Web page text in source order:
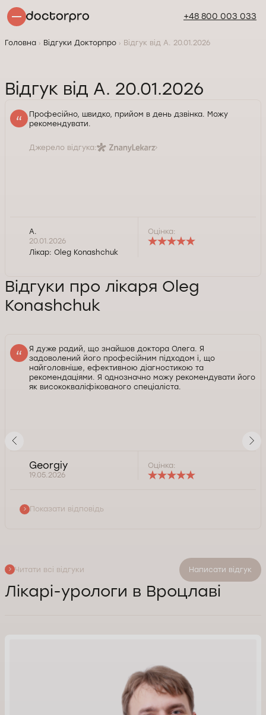
+48 800 003 033
Головна Відгуки Докторпро Відгук від А. 20.01.2026
Відгук від А. 20.01.2026
Професійно, швидко, прийом в день дзвінка. Можу
рекомендувати.
Джерело відгука:
А.
20.01.2026
Лікар: Oleg Konashchuk
Оцінка:
Відгуки про лікаря Oleg
Konashchuk
Я дуже радий, що знайшов доктора Олега. Я
задоволений його професійним підходом і, що
найголовніше, ефективною діагностикою та
рекомендаціями. Я однозначно можу рекомендувати його
як висококваліфікованого спеціаліста.
Georgiy
19.05.2026
Оцінка:
Показати відповідь
Читати всі відгуки Написати відгук
Лікарі-урологи в Вроцлаві